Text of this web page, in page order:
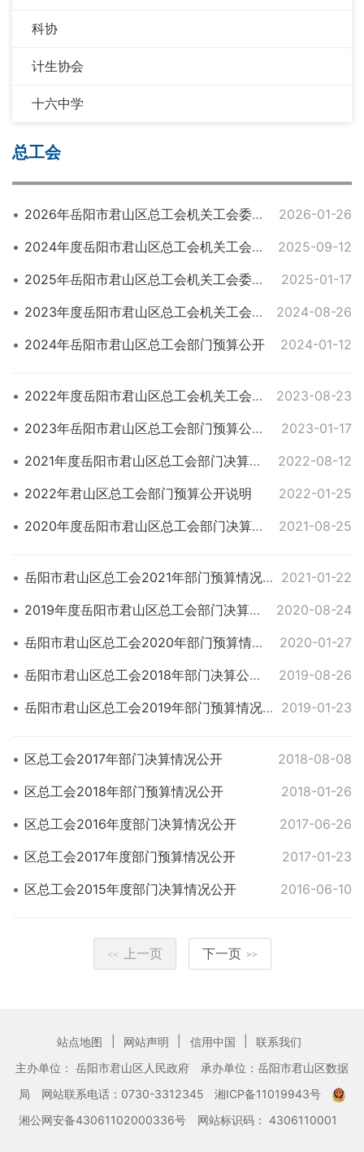
科协
计生协会
十六中学
总工会
2026年岳阳市君山区总工会机关工会委员会部门预算公开
2026-01-26
2024年度岳阳市君山区总工会机关工会委员会部门决算公开
2025-09-12
2025年岳阳市君山区总工会机关工会委员会部门预算公开
2025-01-17
2023年度岳阳市君山区总工会机关工会委员会部门决算公开
2024-08-26
2024年岳阳市君山区总工会部门预算公开
2024-01-12
2022年度岳阳市君山区总工会机关工会委员会部门决算公开说明
2023-08-23
2023年岳阳市君山区总工会部门预算公开说明
2023-01-17
2021年度岳阳市君山区总工会部门决算说明
2022-08-12
2022年君山区总工会部门预算公开说明
2022-01-25
2020年度岳阳市君山区总工会部门决算说明
2021-08-25
岳阳市君山区总工会2021年部门预算情况公开说明 2021-01-22
2019年度岳阳市君山区总工会部门决算情况公开说明
2020-08-24
岳阳市君山区总工会2020年部门预算情况公开说明
2020-01-27
岳阳市君山区总工会2018年部门决算公开说明
2019-08-26
岳阳市君山区总工会2019年部门预算情况公开 2019-01-23
区总工会2017年部门决算情况公开
2018-08-08
区总工会2018年部门预算情况公开
2018-01-26
区总工会2016年度部门决算情况公开
2017-06-26
区总工会2017年度部门预算情况公开
2017-01-23
区总工会2015年度部门决算情况公开
2016-06-10
<< 上一页 下一页 >>
站点地图 网站声明 信用中国
联系我们
主办单位： 岳阳市君山区人民政府
承办单位：岳阳市君山区数据
局
网站联系电话：0730-3312345
湘ICP备11019943号
湘公网安备43061102000336号
网站标识码： 4306110001